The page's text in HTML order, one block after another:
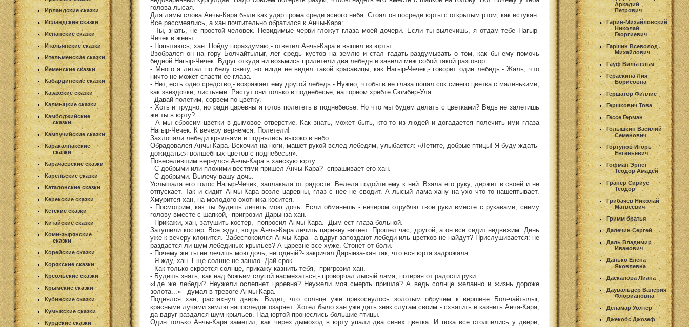
Ирландские сказки
Исландские сказки
Испанские сказки
Итальянские сказки
Ительменские сказки
Йеменские сказки
Кабардинские сказки
Казахские сказки
Калмыцкие сказки
Камбоджийские
сказки
Кампучийские сказки
Каракалпакские
сказки
Карачаевские сказки
Карельские сказки
Каталонские сказки
Керекские сказки
Кетские сказки
Китайские сказки
Коми-зырянские
сказки
Корейские сказки
Корякские сказки
Креольские сказки
Крымские сказки
Кубинские сказки
Кумыкские сказки
Курдские сказки
голова лысая.
Для ламы слова Анчы-Кара были как удар грома среди ясного неба. Стоял он посреди юрты с открытым ртом, как истукан.
Все рассмеялись, а хан почтительно обратился к Анчы-Кара:
- Ты, знать, не простой человек. Невидимые черви гложут глаза моей дочери. Если ты вылечишь, я отдам тебе Нагыр-
Чечек в жены.
- Попытаюсь, хан. Пойду пораздумаю,- ответил Анчы-Кара и вышел из юрты.
Взобрался он на гору Болчайтылыг, лег средь кустов на землю и стал гадать-раздумывать о том, как бы ему помочь
бедной Нагыр-Чечек. Вдруг откуда ни возьмись прилетели два лебедя и завели меж собой такой разговор.
- Много я летал по белу свету, но нигде не видел такой красавицы, как Нагыр-Чечек,- говорит один лебедь.- Жаль, что
ничто не может спасти ее глаза.
- Нет, есть одно средство,- возражает ему другой лебедь.- Нужно, чтобы в ее глаза попал сок синего цветка с маленькими,
как звездочки, листьями. Растут они только в поднебесье, на горном хребте Сюмбер-Ула.
- Давай полетим, сорвем по цветку.
- Хоть и трудно, но ради царевны я готов полететь в поднебесье. Но что мы будем делать с цветками? Ведь не залетишь
же ты в юрту?
- А мы сбросим цветки в дымовое отверстие. Как знать, может быть, кто-то из людей и догадается полечить ими глаза
Нагыр-Чечек. К вечеру вернемся. Полетели!
Захлопали лебеди крыльями и поднялись высоко в небо.
Обрадовался Анчы-Кара. Вскочил на ноги, машет рукой вслед лебедям, улыбается: «Летите, добрые птицы! Я буду ждать-
дожидаться волшебных цветов с поднебесья».
Повеселевшим вернулся Анчы-Кара в ханскую юрту.
- С добрыми или плохими вестями пришел Анчы-Кара?- спрашивает его хан.
- С добрыми. Вылечу вашу дочь.
Услышала его голос Нагыр-Чечек, заплакала от радости. Велела подойти ему к ней. Взяла его руку, держит в своей и не
отпускает. Так и сидит Анчы-Кара возле царевны, глаз с нее не сводит. А лысый лама хану на ухо что-то нашептывает.
Хмурится хан, на молодого охотника косится.
- Посмотрим, как ты будешь лечить мою дочь. Если обманешь - вечером отрублю твои руки вместе с рукавами, сниму
голову вместе с шапкой,- пригрозил Дарынза-хан.
- Прикажи, хан, затушить костер,- попросил Анчы-Кара.- Дым ест глаза больной.
Затушили костер. Все ждут, когда Анчы-Кара лечить царевну начнет. Прошел час, другой, а он все сидит недвижим. День
уже к вечеру клонится. Забеспокоился Анчы-Кара - а вдруг запоздают лебеди иль цветков не найдут? Прислушивается: не
раздастся ли шум лебединых крыльев? А царевне все хуже. Стонет от боли.
- Почему же ты не лечишь мою дочь, негодный?- закричал Дарынза-хан так, что вся юрта задрожала.
- Я жду, хан. Еще солнце не зашло. Дай срок.
- Как только скроется солнце, прикажу казнить тебя,- пригрозил хан.
- Будешь знать, как над божьим слугой насмехаться,- проворчал лысый лама, потирая от радости руки.
«Где же лебеди? Неужели ослепнет царевна? Неужели моя смерть пришла? А ведь солнце желанно и жизнь дороже
золота...» - думал в тревоге Анчы-Кара.
Поднялся хан, распахнул дверь. Видит, что солнце уже прикоснулось золотым обручем к вершине Бол-чайтылыг,
красными лучами землю напоследок озаряет. Хотел было хан уже дать знак слугам своим - схватить и казнить Анча-Кара,
да вдруг раздался шум крыльев. Над юртой пронеслись большие птицы.
Один только Анчы-Кара заметил, как через дымоход в юрту упали два синих цветка. И пока все столпились у двери,
Аркадий
Петрович
Гарин-Михайловский
Николай
Георгиевич
Гаршин Всеволод
Михайлович
Гауф Вильгельм
Гераскина Лия
Борисовна
Гершатор Филлис
Гершкович Това
Гессе Герман
Голышкин Василий
Семенович
Гортунов Игорь
Евгеньевич
Гофман Эрнст
Теодор Амадей
Гранер Сириус
Теодор
Грибачев Николай
Матвеевич
Гримм братья
Далечин Сергей
Даль Владимир
Иванович
Данько Елена
Яковлевна
Даскалова Лиана
Даувальдер Валерия
Флориановна
Деламар Уолтер
Джекобс Джозеф